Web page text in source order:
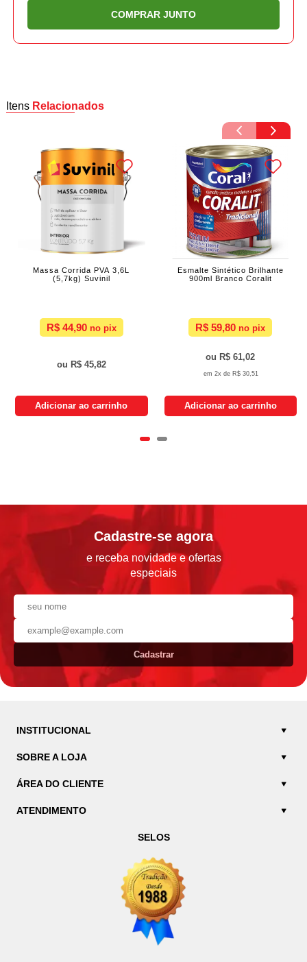
COMPRAR JUNTO
Itens Relacionados
Massa Corrida PVA 3,6L
(5,7kg) Suvinil
R$ 44,90
R$ 45,82
Adicionar ao carrinho
Esmalte Sintético Brilhante
900ml Branco Coralit
R$ 59,80
R$ 61,02
2x de R$ 30,51
Adicionar ao carrinho
Cadastre-se agora
e receba novidade e ofertas
especiais
Cadastrar
INSTITUCIONAL
SOBRE A LOJA
ÁREA DO CLIENTE
ATENDIMENTO
SELOS